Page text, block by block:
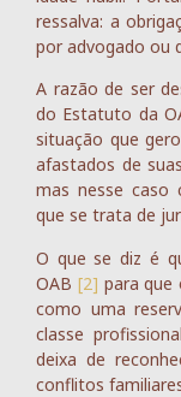
ressalva: a
por advogado ou
A razão de ser
do Estatuto da
situação que
afastados de
mas nesse caso
que se trata de
O que se diz é
OAB [2] para que
como uma
classe
deixa de
conflitos